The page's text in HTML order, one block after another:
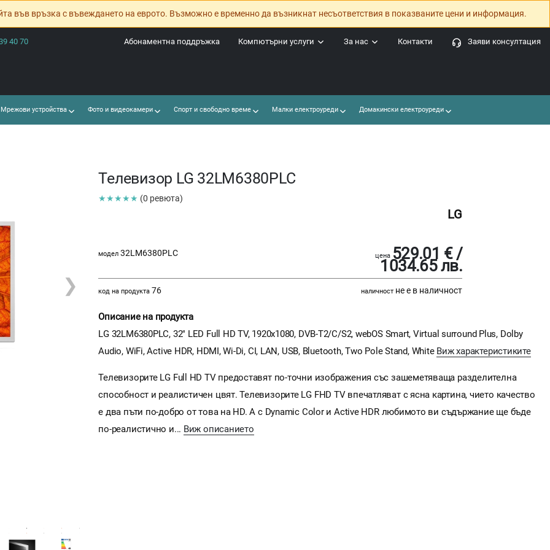
във връзка с въвеждането на еврото. Възможно е временно да възникнат несъответствия в показваните цени и информация.
40 70 Заяви консултация
Контакти
За нас
Компютърни услуги
Абонаментна поддръжка
устройства Фото и видеокамери Спорт и свободно време Малки електроуреди Домакински електроуреди
❯
Телевизор LG 32LM6380PLC
★★★★★ (0 ревюта)
LG
модел 32LM6380PLC цена 529.01 € /
1034.65 лв.
код на продукта 76 наличност не е в наличност
Описание на продукта
LG 32LM6380PLC, 32" LED Full HD TV, 1920x1080, DVB-T2/C/S2, webOS Smart, Virtual surround Plus, Dolby
Audio, WiFi, Active HDR, HDMI, Wi-Di, CI, LAN, USB, Bluetooth, Two Pole Stand, White Виж характеристиките
Телевизорите LG Full HD TV предоставят по-точни изображения със зашеметяваща разделителна
способност и реалистичен цвят. Телевизорите LG FHD TV впечатляват с ясна картина, чието качество
е два пъти по-добро от това на HD. А с Dynamic Color и Active HDR любимото ви съдържание ще бъде
по-реалистично и... Виж описанието